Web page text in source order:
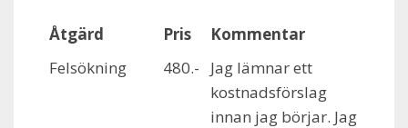
Åtgärd Pris
Kommentar
Felsökning
480.-
Jag lämnar ett
kostnadsförslag
innan jag börjar. Jag